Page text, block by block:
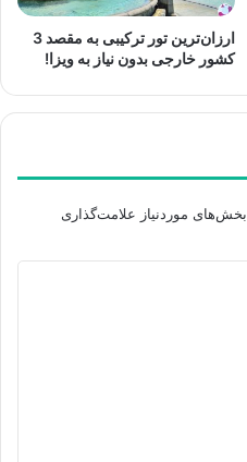
ارزان‌ترین تور ترکیبی به مقصد 3
کشور خارجی بدون نیاز به ویزا!
بخش‌های موردنیاز علامت‌گذاری